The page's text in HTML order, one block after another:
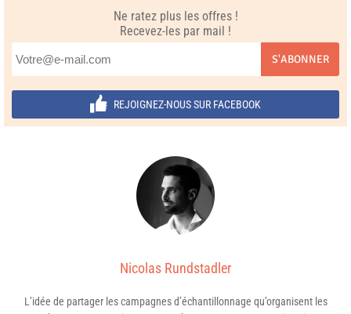
Ne ratez plus les offres !
Recevez-les par mail !
S'ABONNER
REJOIGNEZ-NOUS SUR FACEBOOK
Nicolas Rundstadler
L’idée de partager les campagnes d’échantillonnage qu’organisent les